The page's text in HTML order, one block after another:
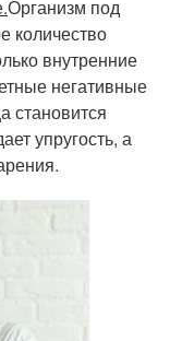
Организм под
количество
внутренние
негативные
становится
упругость, а